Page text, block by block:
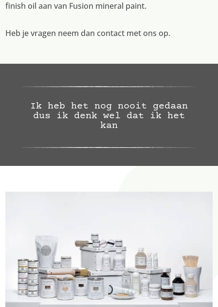
finish oil aan van Fusion mineral paint.
Heb je vragen neem dan contact met ons op.
Ik heb het nog nooit gedaan
dus ik denk wel dat ik het
kan